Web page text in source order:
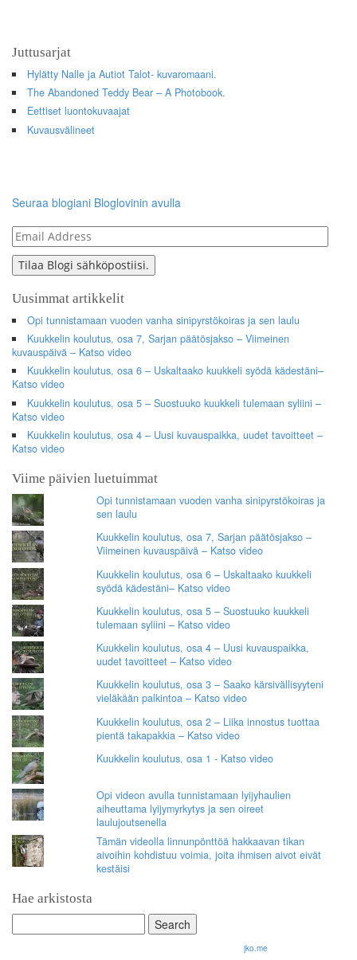
Juttusarjat
Hylätty Nalle ja Autiot Talot- kuvaromaani.
The Abandoned Teddy Bear – A Photobook.
Eettiset luontokuvaajat
Kuvausvälineet
Seuraa blogiani Bloglovinin avulla
Email
Address
Tilaa Blogi sähköpostiisi.
Uusimmat artikkelit
Opi tunnistamaan vuoden vanha sinipyrstökoiras ja sen laulu
Kuukkelin koulutus, osa 7, Sarjan päätösjakso – Viimeinen
kuvauspäivä – Katso video
Kuukkelin koulutus, osa 6 – Uskaltaako kuukkeli syödä kädestäni–
Katso video
Kuukkelin koulutus, osa 5 – Suostuuko kuukkeli tulemaan syliini –
Katso video
Kuukkelin koulutus, osa 4 – Uusi kuvauspaikka, uudet tavoitteet –
Katso video
Viime päivien luetuimmat
Opi tunnistamaan vuoden vanha sinipyrstökoiras ja
sen laulu
Kuukkelin koulutus, osa 7, Sarjan päätösjakso –
Viimeinen kuvauspäivä – Katso video
Kuukkelin koulutus, osa 6 – Uskaltaako kuukkeli
syödä kädestäni– Katso video
Kuukkelin koulutus, osa 5 – Suostuuko kuukkeli
tulemaan syliini – Katso video
Kuukkelin koulutus, osa 4 – Uusi kuvauspaikka,
uudet tavoitteet – Katso video
Kuukkelin koulutus, osa 3 – Saako kärsivällisyyteni
vieläkään palkintoa – Katso video
Kuukkelin koulutus, osa 2 – Liika innostus tuottaa
pientä takapakkia – Katso video
Kuukkelin koulutus, osa 1 - Katso video
Opi videon avulla tunnistamaan lyijyhaulien
aiheuttama lyijymyrkytys ja sen oireet
laulujoutsenella
Tämän videolla linnunpönttöä hakkaavan tikan
aivoihin kohdistuu voimia, joita ihmisen aivot eivät
kestäisi
Hae arkistosta
for:
jko.me